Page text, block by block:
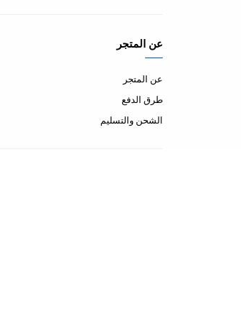
عن المتجر
عن المتجر
طرق الدفع
الشحن والتسليم